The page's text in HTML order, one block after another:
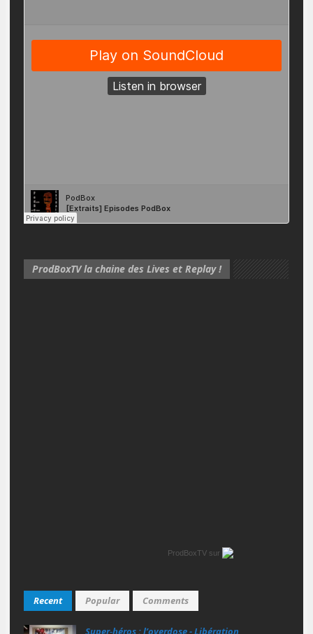
ProdBoxTV la chaine des Lives et Replay !
ProdBoxTV sur
Recent Popular Comments
Super‑héros : l’overdose - Libération